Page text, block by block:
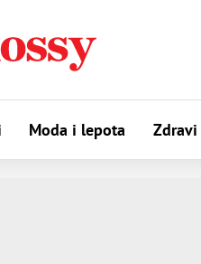
Moda i lepota